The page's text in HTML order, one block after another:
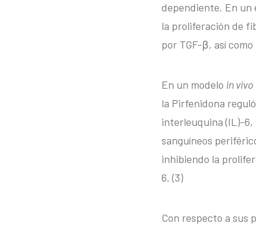
dependiente. En un
la proliferación de
por TGF-β, así
En un modelo in vivo
la Pirfenidona
interleuquina (IL)-6,
sanguíneos
inhibiendo la
6. (3)
Con respecto a sus